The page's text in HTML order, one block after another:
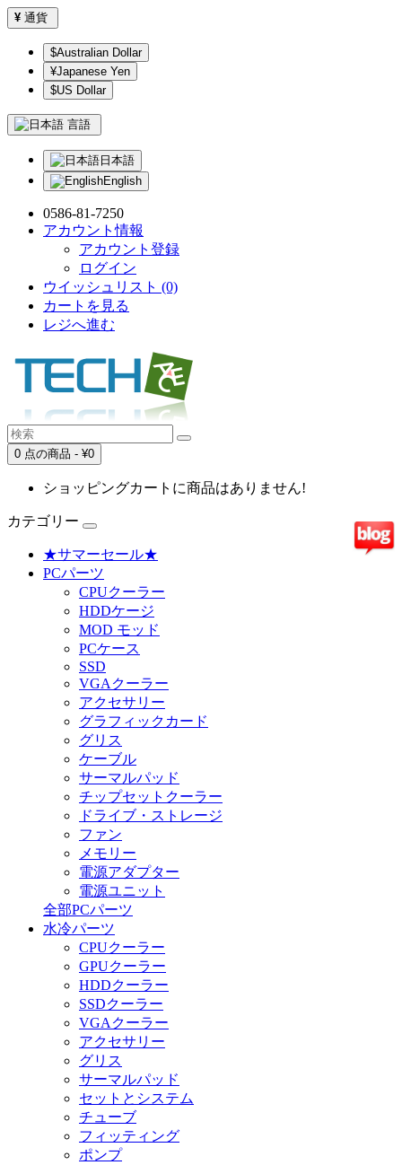
¥ 通貨
$Australian Dollar
¥Japanese Yen
$US Dollar
言語
日本語
English
0586-81-7250
アカウント情報
アカウント登録
ログイン
ウイッシュリスト (0)
カートを見る
レジへ進む
0 点の商品 - ¥0
ショッピングカートに商品はありません!
カテゴリー
★サマーセール★
PCパーツ
CPUクーラー
HDDケージ
MOD モッド
PCケース
SSD
VGAクーラー
アクセサリー
グラフィックカード
グリス
ケーブル
サーマルパッド
チップセットクーラー
ドライブ・ストレージ
ファン
メモリー
電源アダプター
電源ユニット
全部PCパーツ
水冷パーツ
CPUクーラー
GPUクーラー
HDDクーラー
SSDクーラー
VGAクーラー
アクセサリー
グリス
サーマルパッド
セットとシステム
チューブ
フィッティング
ポンプ